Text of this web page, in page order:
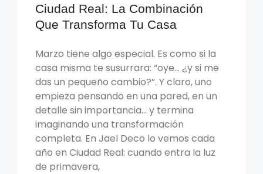
Ciudad Real: La Combinación
Que Transforma Tu Casa
Marzo tiene algo especial. Es como si la
casa misma te susurrara: “oye… ¿y si me
das un pequeño cambio?”. Y claro, uno
empieza pensando en una pared, en un
detalle sin importancia… y termina
imaginando una transformación
completa. En Jael Deco lo vemos cada
año en Ciudad Real: cuando entra la luz
de primavera,